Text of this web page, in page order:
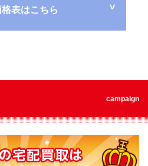
表はこちら
campaign